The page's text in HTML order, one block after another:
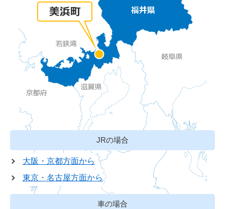
JRの場合
大阪・京都方面から
東京・名古屋方面から
車の場合